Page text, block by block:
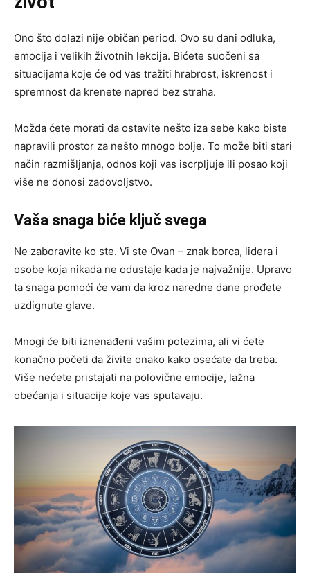
Ono što dolazi nije običan period. Ovo su dani odluka,
emocija i velikih životnih lekcija. Bićete suočeni sa
situacijama koje će od vas tražiti hrabrost, iskrenost i
spremnost da krenete napred bez straha.
Možda ćete morati da ostavite nešto iza sebe kako biste
napravili prostor za nešto mnogo bolje. To može biti stari
način razmišljanja, odnos koji vas iscrpljuje ili posao koji
više ne donosi zadovoljstvo.
Vaša snaga biće ključ svega
Ne zaboravite ko ste. Vi ste Ovan – znak borca, lidera i
osobe koja nikada ne odustaje kada je najvažnije. Upravo
ta snaga pomoći će vam da kroz naredne dane prođete
uzdignute glave.
Mnogi će biti iznenađeni vašim potezima, ali vi ćete
konačno početi da živite onako kako osećate da treba.
Više nećete pristajati na polovične emocije, lažna
obećanja i situacije koje vas sputavaju.